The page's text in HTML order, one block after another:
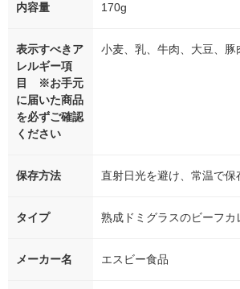
内容量 170g
表示すべきア
レルギー項
目 ※お手元
に届いた商品
を必ずご確認
ください
小麦、乳、牛肉、大豆、豚
保存方法 直射日光を避け、常温で保
タイプ 熟成ドミグラスのビーフカ
メーカー名 エスビー食品